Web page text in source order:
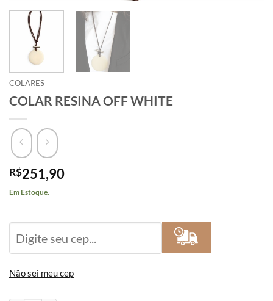
COLARES
COLAR RESINA OFF WHITE
R$251,90
Em Estoque.
Calcular
Frete
Não sei meu cep